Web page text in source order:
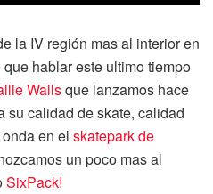
la IV región mas al interior en
hablar este ultimo tiempo
Wallsque lanzamos hace
su calidad de skate, calidad
en el skatepark de
un poco mas al
SixPack!